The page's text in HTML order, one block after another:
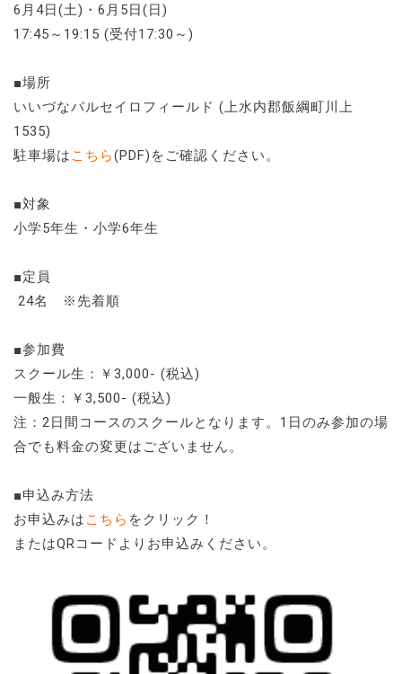
6月4日(土)・6月5日(日)
17:45～19:15 (受付17:30～)
■場所
いいづなパルセイロフィールド (上水内郡飯綱町川上
1535)
駐車場は こちら(PDF)をご確認ください。
■対象
小学5年生・小学6年生
■定員
24名 ※先着順
■参加費
スクール生：￥3,000- (税込)
一般生：￥3,500- (税込)
注：2日間コースのスクールとなります。1日のみ参加の場
合でも料金の変更はございません。
■申込み方法
お申込みは こちら をクリック！
またはQRコードよりお申込みください。